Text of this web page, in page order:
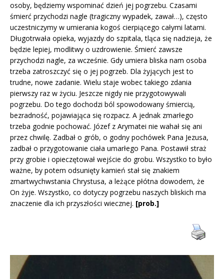
osoby, będziemy wspominać dzień jej pogrzebu. Czasami
śmierć przychodzi nagle (tragiczny wypadek, zawał…), często
uczestniczymy w umierania kogoś cierpiącego całymi latami.
Długotrwała opieka, wyjazdy do szpitala, tląca się nadzieja, że
będzie lepiej, modlitwy o uzdrowienie. Śmierć zawsze
przychodzi nagle, za wcześnie. Gdy umiera bliska nam osoba
trzeba zatroszczyć się o jej pogrzeb. Dla żyjących jest to
trudne, nowe zadanie. Wielu staje wobec takiego zdania
pierwszy raz w życiu. Jeszcze nigdy nie przygotowywali
pogrzebu. Do tego dochodzi ból spowodowany śmiercią,
bezradność, pojawiająca się rozpacz. A jednak zmarłego
trzeba godnie pochować. Józef z Arymatei nie wahał się ani
przez chwilę. Zadbał o grób, o godny pochówek Pana Jezusa,
zadbał o przygotowanie ciała umarłego Pana. Postawił straż
przy grobie i opieczętował wejście do grobu. Wszystko to było
ważne, by potem odsunięty kamień stał się znakiem
zmartwychwstania Chrystusa, a leżące płótna dowodem, że
On żyje. Wszystko, co dotyczy pogrzebu naszych bliskich ma
znaczenie dla ich przyszłości wiecznej. [prob.]